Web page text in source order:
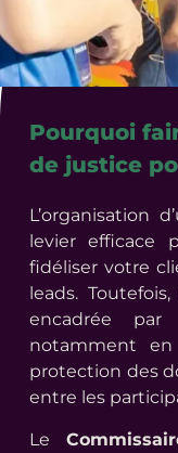
Pourquoi
de justice
L’organisation
levier efficace
fidéliser votre
leads.
encadrée par
notamment
protection des
entre les
Le